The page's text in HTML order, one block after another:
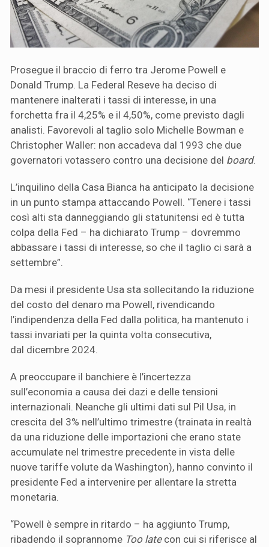
Prosegue il braccio di ferro tra Jerome Powell e
Donald Trump. La Federal Reseve ha deciso di
mantenere inalterati i tassi di interesse, in una
forchetta fra il 4,25% e il 4,50%, come previsto dagli
analisti. Favorevoli al taglio solo Michelle Bowman e
Christopher Waller: non accadeva dal 1993 che due
governatori votassero contro una decisione del board.
L’inquilino della Casa Bianca ha anticipato la decisione
in un punto stampa attaccando Powell. “Tenere i tassi
così alti sta danneggiando gli statunitensi ed è tutta
colpa della Fed – ha dichiarato Trump – dovremmo
abbassare i tassi di interesse, so che il taglio ci sarà a
settembre”.
Da mesi il presidente Usa sta sollecitando la riduzione
del costo del denaro ma Powell, rivendicando
l’indipendenza della Fed dalla politica, ha mantenuto i
tassi invariati per la quinta volta consecutiva,
dal dicembre 2024.
A preoccupare il banchiere è l’incertezza
sull’economia a causa dei dazi e delle tensioni
internazionali. Neanche gli ultimi dati sul Pil Usa, in
crescita del 3% nell’ultimo trimestre (trainata in realtà
da una riduzione delle importazioni che erano state
accumulate nel trimestre precedente in vista delle
nuove tariffe volute da Washington), hanno convinto il
presidente Fed a intervenire per allentare la stretta
monetaria.
“Powell è sempre in ritardo – ha aggiunto Trump,
ribadendo il soprannome Too latecon cui si riferisce al